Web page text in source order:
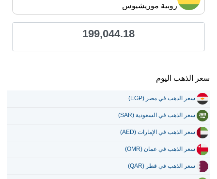
روبية موريشيوس
199,044.18
سعر الذهب اليوم
سعر الذهب في مصر (EGP)
سعر الذهب في السعودية (SAR)
سعر الذهب في الإمارات (AED)
سعر الذهب في عمان (OMR)
سعر الذهب في قطر (QAR)